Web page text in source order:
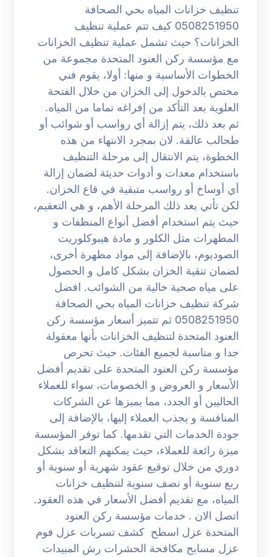
تنظيف خزانات المياه بحي الصحافة
0508251950 كيف تتم عملية تنظيف
الخزانات؟ حيث تشمل عملية تنظيف الخزانات
مع مؤسسة ركن العنود المتحدة مجموعة من
الخطوات الأساسية و منها: أولا، يقوم فني
مختص بالدخول إلى الخزان من خلال الفتحة
العلوية بعد التأكد من إفراغه تماما من المياه.
ثم بعد ذلك، يتم إزالة أي رواسب أو شوائب أو
طحالب عالقة. لان بمجرد الانتهاء من هذه
الخطوة، يتم الانتقال إلى مرحلة التنظيف
باستخدام معدات و أدوات حديثة لضمان إزالة
أي أوساخ أو رواسب متبقية في قاع الخزان.
لكن تأتي بعد ذلك المرحلة الأهم، و هي التعقيم،
حيث يتم استخدام أفضل أنواع المنظفات و
المطهرات مثل الكلور و مادة هيبوكلوريت
الصوديوم، بالإضافة إلى مواد مطهرة أخرى،
لضمان تنقية الخزان بشكل كامل و الحصول
على مياه صحية خالية من الشوائب. افضل
شركة تنظيف خزانات المياه بحي الصحافة
0508251950 ثم تتميز أسعار مؤسسة ركن
العنود المتحدة لتنظيف الخزانات بأنها معقولة
جدا و مناسبة لجميع الفئات. حيث تحرص
مؤسسة ركن العنود المتحدة على تقديم أفضل
الأسعار و العروض و الخصومات، سواء للعملاء
الحاليين أو الجدد، مما يميزها عن الشركات
المنافسة و يجذب العملاء إليها، بالإضافة إلى
جودة الخدمات التي تقدمها. كما توفر المؤسسة
ميزة رائعة للعملاء، حيث يمكنهم التعاقد بشكل
دوري من خلال توقيع عقود شهرية أو سنوية أو
ربع سنوية أو نصف سنوية لتنظيف خزانات
المياه، مع تقديم أفضل الأسعار في هذه العقود.
اتصل الان . خدمات مؤسسة ركن العنود
المتحدة عزل اسطح كشف تسربات عزل فوم
عزل مسابح مكافحة الحشرات رش المبيدات